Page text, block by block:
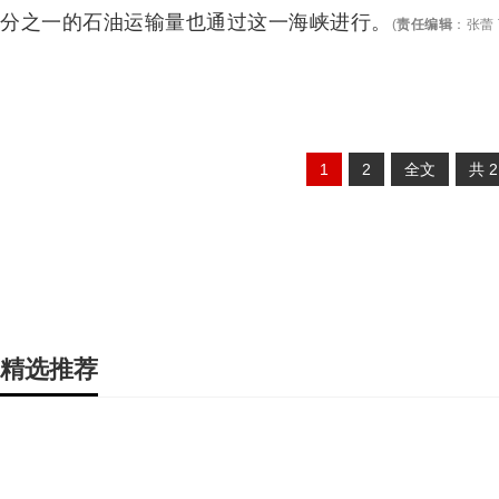
分之一的石油运输量也通过这一海峡进行。
(责任编辑 ： 张蕾
1 2 全文 共 2
精选推荐